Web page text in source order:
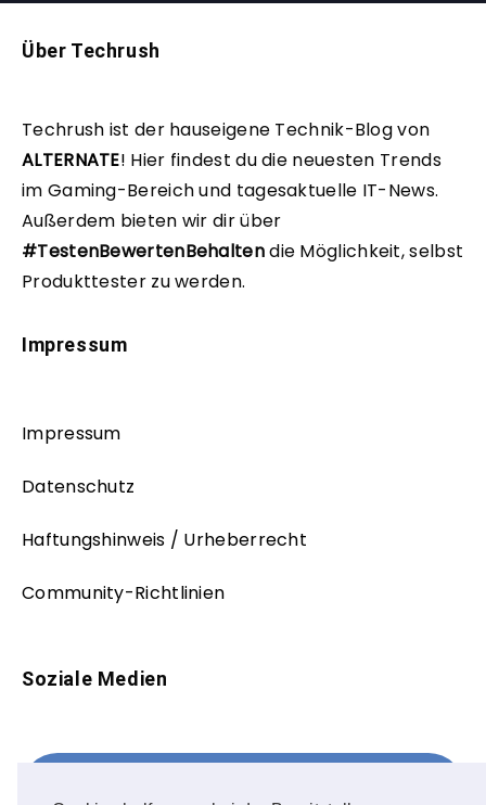
Über Techrush
Techrush ist der hauseigene Technik-Blog von
ALTERNATE! Hier findest du die neuesten Trends
im Gaming-Bereich und tagesaktuelle IT-News.
Außerdem bieten wir dir über
#TestenBewertenBehaltendie Möglichkeit, selbst
Produkttester zu werden.
Impressum
Impressum
Datenschutz
Haftungshinweis / Urheberrecht
Community-Richtlinien
Soziale Medien
FOLLOW ME!